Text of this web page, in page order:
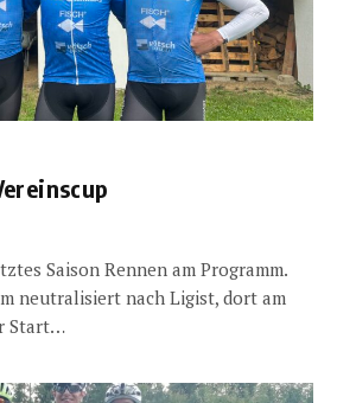
Saison Rennen am Programm.
neutralisiert nach Ligist, dort am
Start…